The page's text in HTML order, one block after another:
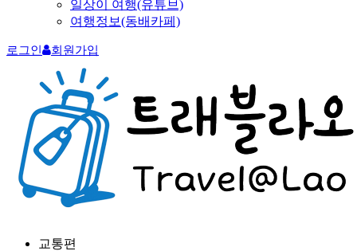
일상이 여행(유튜브)
여행정보(동배카페)
로그인 회원가입
교통편